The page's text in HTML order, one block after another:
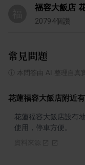
福容大飯店
20794個讚
常見問題
本問答由 AI 整理自真
花蓮福容大飯店附近
花蓮福容大飯店設有
使用，停車方便。